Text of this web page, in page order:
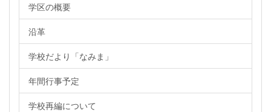
学区の概要
沿革
学校だより「なみま」
年間行事予定
学校再編について